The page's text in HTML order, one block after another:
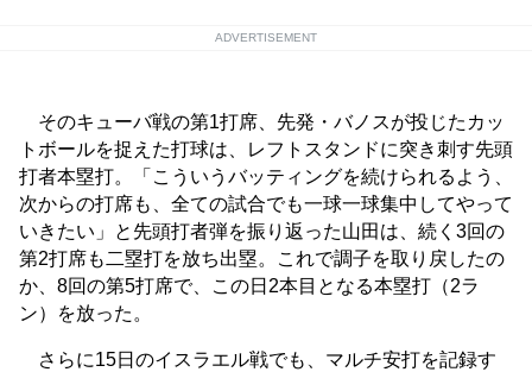
ADVERTISEMENT
そのキューバ戦の第1打席、先発・バノスが投じたカッ
トボールを捉えた打球は、レフトスタンドに突き刺す先頭
打者本塁打。「こういうバッティングを続けられるよう、
次からの打席も、全ての試合でも一球一球集中してやって
いきたい」と先頭打者弾を振り返った山田は、続く3回の
第2打席も二塁打を放ち出塁。これで調子を取り戻したの
か、8回の第5打席で、この日2本目となる本塁打（2ラ
ン）を放った。
さらに15日のイスラエル戦でも、マルチ安打を記録す